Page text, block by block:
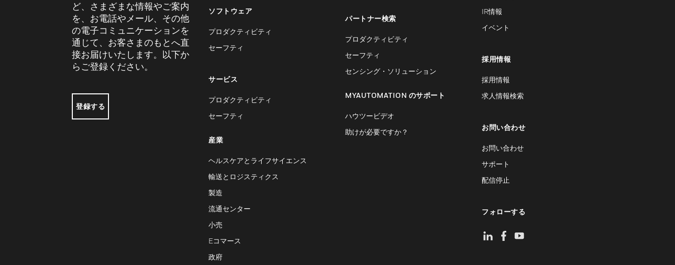
ど、さまざまな情報やご案内
を、お電話やメール、その他
の電子コミュニケーションを
通じて、お客さまのもとへ直
接お届けいたします。以下か
らご登録ください。
登録する
ソフトウェア
プロダクティビティ
セーフティ
サービス
プロダクティビティ
セーフティ
産業
ヘルスケアとライフサイエンス
輸送とロジスティクス
製造
流通センター
小売
Eコマース
政府
パートナー検索
プロダクティビティ
セーフティ
センシング・ソリューション
MYAUTOMATION のサポート
ハウツービデオ
助けが必要ですか？
IR情報
イベント
採用情報
採用情報
求人情報検索
お問い合わせ
お問い合わせ
サポート
配信停止
フォローする